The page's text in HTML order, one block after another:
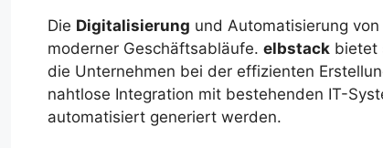
Die Digitalisierung und Automatisierung
moderner Geschäftsabläufe. elbstack bietet
die Unternehmen bei der effizienten
nahtlose Integration mit bestehenden IT-
automatisiert generiert werden.